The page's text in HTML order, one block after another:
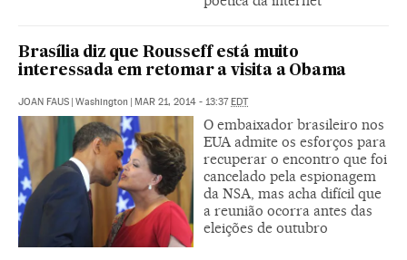
Brasília diz que Rousseff está muito
interessada em retomar a visita a Obama
JOAN FAUS | Washington | MAR 21, 2014 - 13:37EDT
O embaixador brasileiro nos
EUA admite os esforços para
recuperar o encontro que foi
cancelado pela espionagem
da NSA, mas acha difícil que
a reunião ocorra antes das
eleições de outubro